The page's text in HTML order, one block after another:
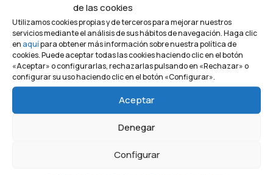
de las cookies
Utilizamos cookies propias y de terceros para mejorar nuestros
servicios mediante el análisis de sus hábitos de navegación. Haga clic
en aquípara obtener más información sobre nuestra política de
cookies. Puede aceptar todas las cookies haciendo clic en el botón
«Aceptar» o configurarlas, rechazarlas pulsando en «Rechazar» o
configurar su uso haciendo clic en el botón «Configurar».
Aceptar
Denegar
Configurar
Contacto
Avda. de la Ría, 3
21001 Huelva, España
Tel. +34 959 208 300